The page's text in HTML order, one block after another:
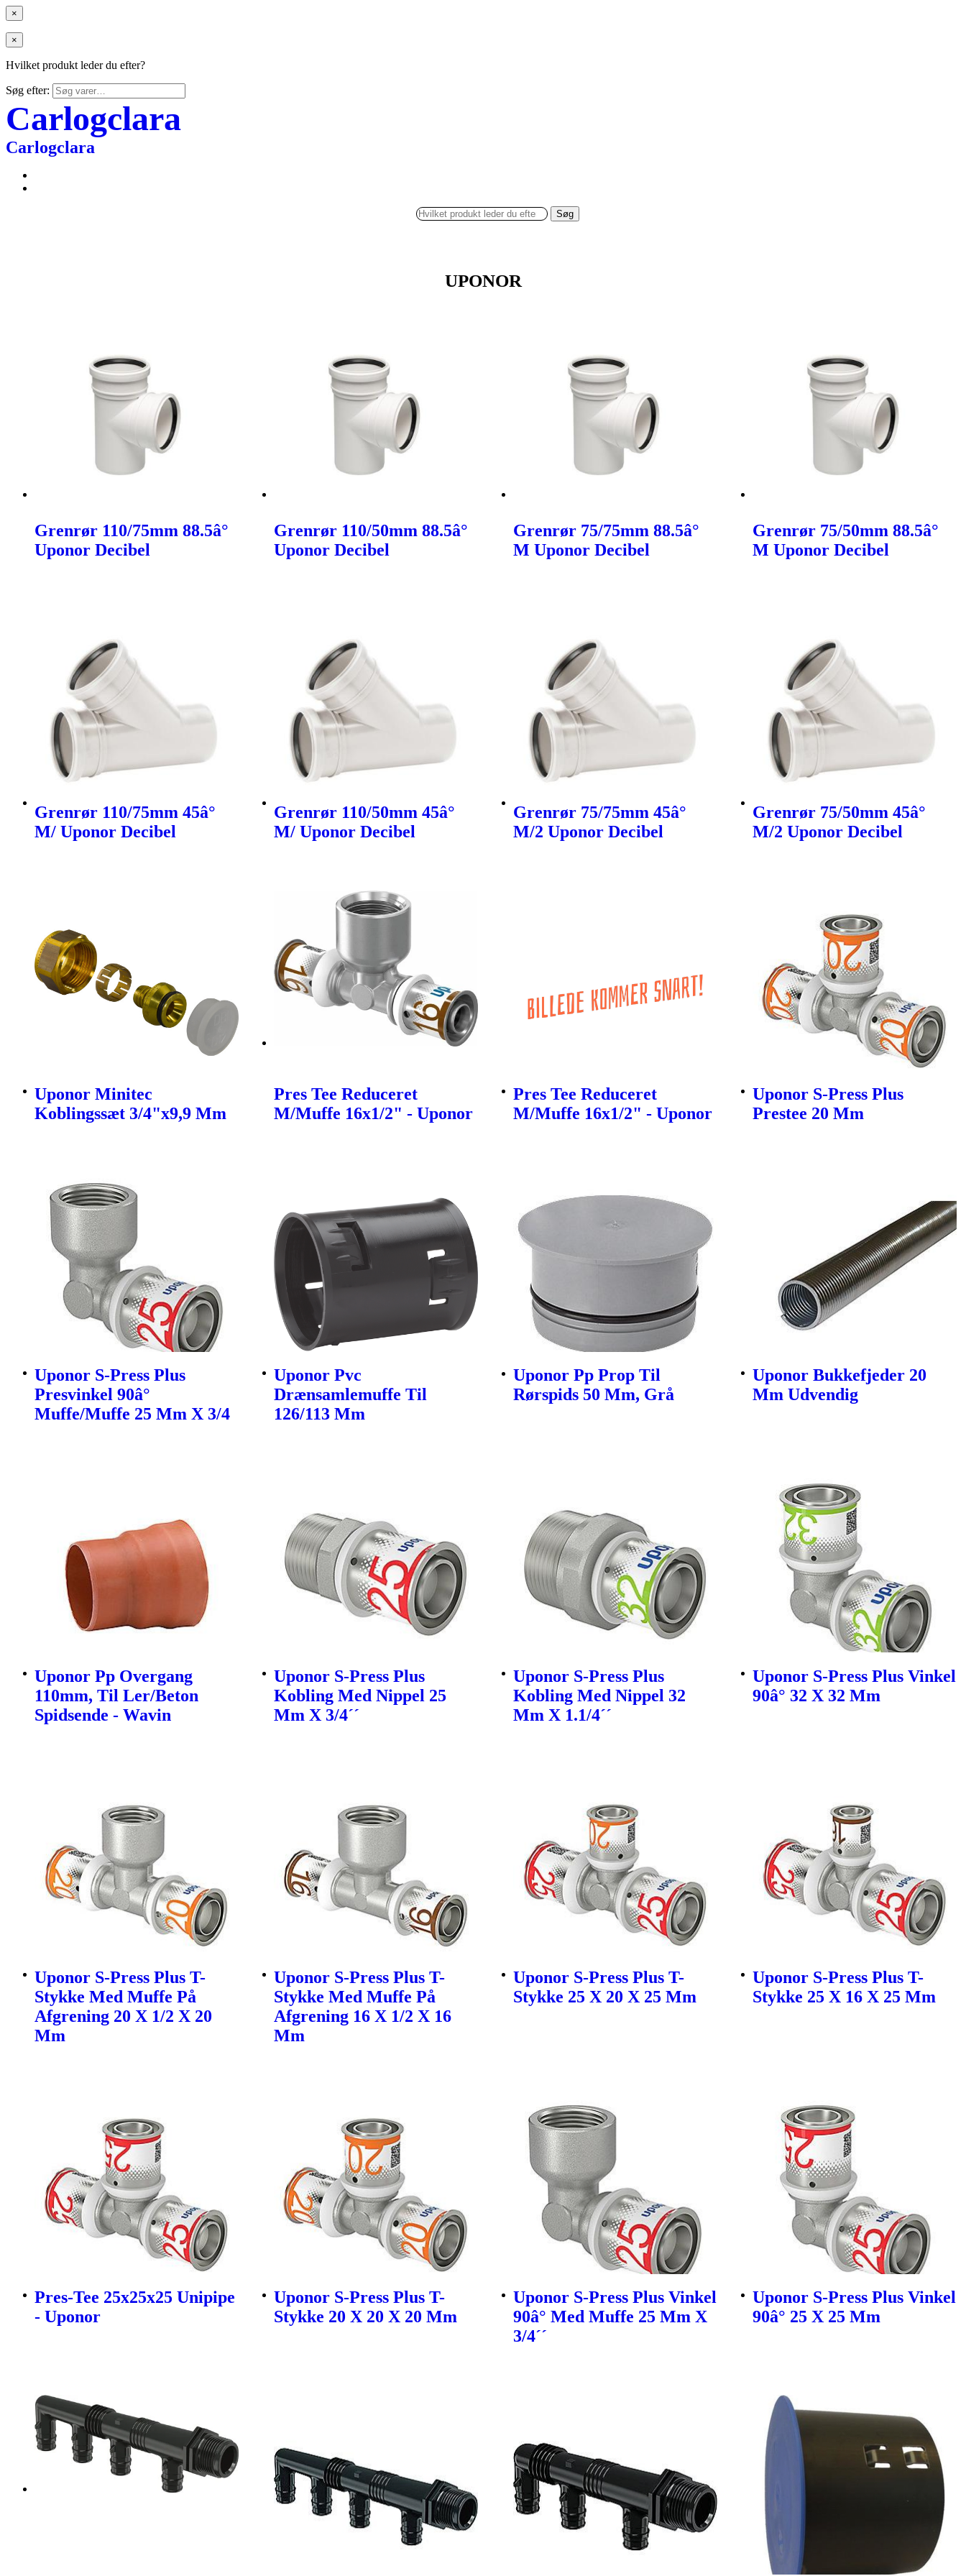
×
×
Hvilket produkt leder du efter?
Søg efter:
Carlogclara
Carlogclara
Søg
UPONOR
Grenrør 110/75mm 88.5â°
Uponor Decibel
Grenrør 110/50mm 88.5â°
Uponor Decibel
Grenrør 75/75mm 88.5â°
M Uponor Decibel
Grenrør 75/50mm 88.5â°
M Uponor Decibel
Grenrør 110/75mm 45â°
M/ Uponor Decibel
Grenrør 110/50mm 45â°
M/ Uponor Decibel
Grenrør 75/75mm 45â°
M/2 Uponor Decibel
Grenrør 75/50mm 45â°
M/2 Uponor Decibel
Uponor Minitec
Koblingssæt 3/4"x9,9 Mm
Pres Tee Reduceret
M/Muffe 16x1/2" - Uponor
Pres Tee Reduceret
M/Muffe 16x1/2" - Uponor
Uponor S-Press Plus
Prestee 20 Mm
Uponor S-Press Plus
Presvinkel 90â°
Muffe/Muffe 25 Mm X 3/4
Uponor Pvc
Drænsamlemuffe Til
126/113 Mm
Uponor Pp Prop Til
Rørspids 50 Mm, Grå
Uponor Bukkefjeder 20
Mm Udvendig
Uponor Pp Overgang
110mm, Til Ler/Beton
Spidsende - Wavin
Uponor S-Press Plus
Kobling Med Nippel 25
Mm X 3/4´´
Uponor S-Press Plus
Kobling Med Nippel 32
Mm X 1.1/4´´
Uponor S-Press Plus Vinkel
90â° 32 X 32 Mm
Uponor S-Press Plus T-
Stykke Med Muffe På
Afgrening 20 X 1/2 X 20
Mm
Uponor S-Press Plus T-
Stykke Med Muffe På
Afgrening 16 X 1/2 X 16
Mm
Uponor S-Press Plus T-
Stykke 25 X 20 X 25 Mm
Uponor S-Press Plus T-
Stykke 25 X 16 X 25 Mm
Pres-Tee 25x25x25 Unipipe
- Uponor
Uponor S-Press Plus T-
Stykke 20 X 20 X 20 Mm
Uponor S-Press Plus Vinkel
90â° Med Muffe 25 Mm X
3/4´´
Uponor S-Press Plus Vinkel
90â° 25 X 25 Mm